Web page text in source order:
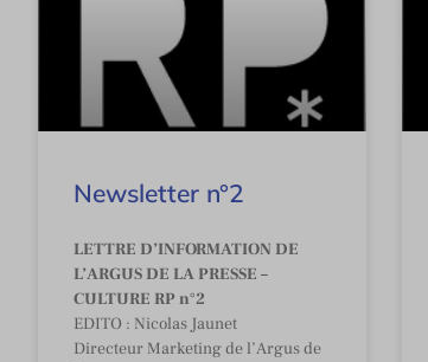
Newsletter n°2
LETTRE D’INFORMATION DE
L’ARGUS DE LA PRESSE –
CULTURE RP n°2
EDITO : Nicolas Jaunet
Directeur Marketing de l’Argus de